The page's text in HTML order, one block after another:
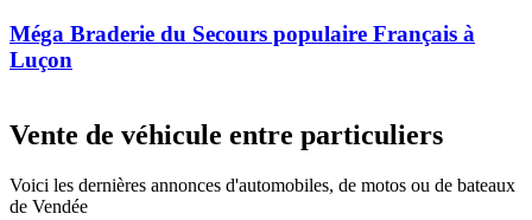
Méga Braderie du Secours populaire Français à
Luçon
Vente de véhicule entre particuliers
Voici les dernières annonces d'automobiles, de motos ou de bateaux
de Vendée